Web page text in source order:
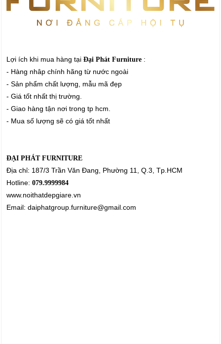
Lợi ích khi mua hàng tạiĐại Phát Furniture :
- Hàng nhâp chính hãng từ nước ngoài
- Sản phẩm chất lượng, mẫu mã đẹp
- Giá tốt nhất thị trường.
- Giao hàng tận nơi trong tp hcm.
- Mua số lượng sẽ có giá tốt nhất
ĐẠI PHÁT FURNITURE
Địa chỉ: 187/3 Trần Văn Đang, Phường 11, Q.3, Tp.HCM
Hotline:079.9999984
www.noithatdepgiare.vn
Email: daiphatgroup.furniture@gmail.com